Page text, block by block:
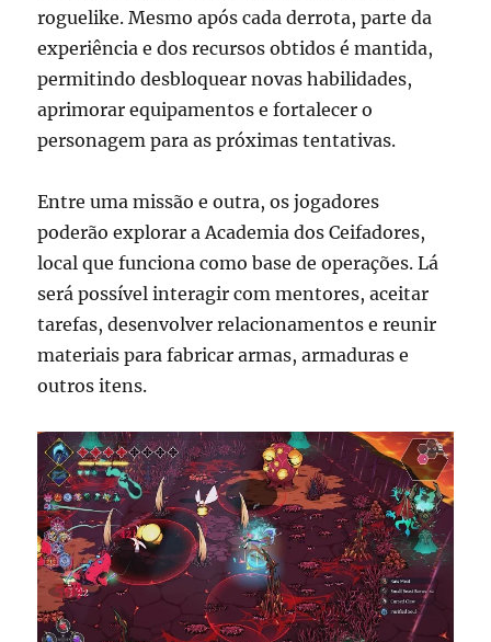
roguelike. Mesmo após cada derrota, parte da
experiência e dos recursos obtidos é mantida,
permitindo desbloquear novas habilidades,
aprimorar equipamentos e fortalecer o
personagem para as próximas tentativas.
Entre uma missão e outra, os jogadores
poderão explorar a Academia dos Ceifadores,
local que funciona como base de operações. Lá
será possível interagir com mentores, aceitar
tarefas, desenvolver relacionamentos e reunir
materiais para fabricar armas, armaduras e
outros itens.